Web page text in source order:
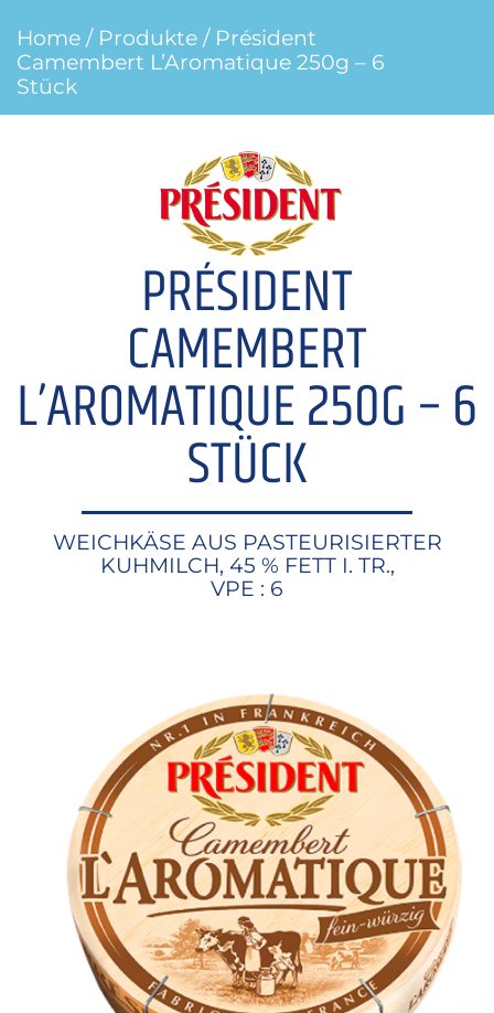
Home / Produkte / Président
Camembert L’Aromatique 250g – 6
Stück
PRÉSIDENT
CAMEMBERT
L’AROMATIQUE 250G – 6
STÜCK
WEICHKÄSE AUS PASTEURISIERTER
KUHMILCH, 45 % FETT I. TR.,
VPE : 6